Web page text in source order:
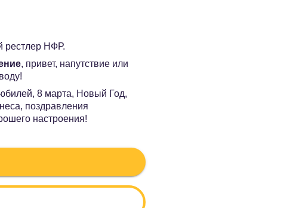
рестлер НФР.
, привет, напутствие или
8 марта, Новый Год,
поздравления
настроения!